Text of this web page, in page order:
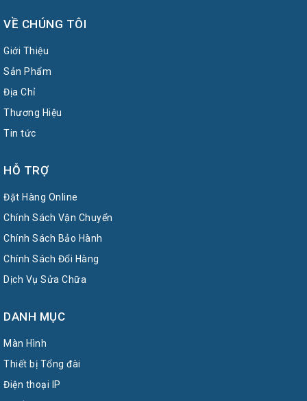
VỀ CHÚNG TÔI
Giới Thiệu
Sản Phẩm
Địa Chỉ
Thương Hiệu
Tin tức
HỖ TRỢ
Đặt Hàng Online
Chính Sách Vận Chuyển
Chính Sách Bảo Hành
Chính Sách Đổi Hàng
Dịch Vụ Sửa Chữa
DANH MỤC
Màn Hình
Thiết bị Tổng đài
Điện thoại IP